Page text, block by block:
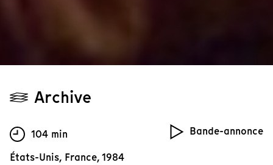
Archive
Bande-annonce
104 min
États-Unis, France, 1984